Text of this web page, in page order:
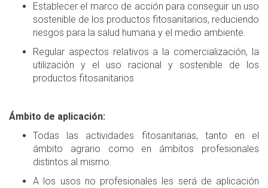
Establecer el marco de acción para conseguir un uso
sostenible de los productos fitosanitarios, reduciendo
riesgos para la salud humana y el medio ambiente.
Regular aspectos relativos a la comercialización, la
utilización y el uso racional y sostenible de los
productos fitosanitarios
Ámbito de aplicación:
Todas las actividades fitosanitarias, tanto en el
ámbito agrario como en ámbitos profesionales
distintos al mismo.
A los usos no profesionales les será de aplicación